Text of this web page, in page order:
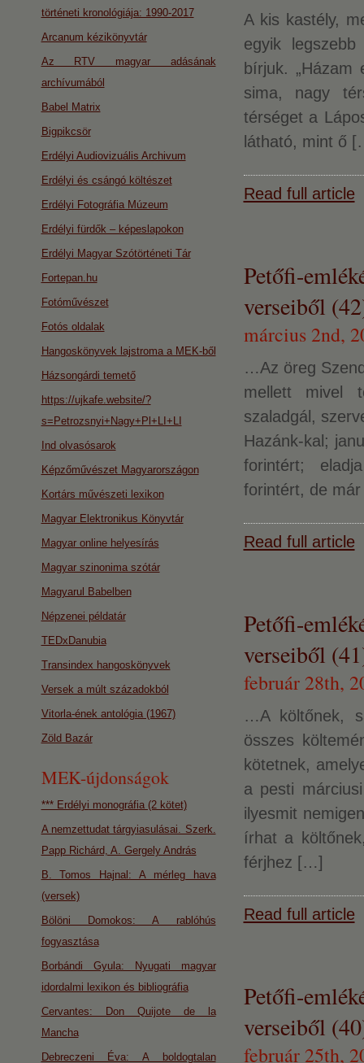
A kis kastély,
egyik
bírjuk.
sima, nagy
térséget a
látható, mint ő
Read full article
Petőfi-
verseiből
március 2nd,
…Az öreg
mellett mivel
szaladgál,
Hazánk-kal;
forintért;
forintért, de
Read full article
Petőfi-
verseiből
február 28th,
…A költőnek,
összes
kötetnek,
a pesti
ilyesmit
írhat a
férjhez […]
Read full article
Petőfi-
verseiből
február 25th,
történeti kronológiája: 1990-2017
Arcanum kézikönyvtár
Az RTV magyar adásának
archívumából
Babel Matrix
Bigpikcsör
Erdélyi Audiovizuális Archivum
Erdélyi és csángó költészet
Erdélyi Fotográfia Múzeum
Erdélyi fürdők – képeslapokon
Erdélyi Magyar Szótörténeti Tár
Fortepan.hu
Fotóművészet
Fotós oldalak
Hangoskönyvek lajstroma a MEK-ből
Házsongárdi temető
https://ujkafe.website/?
s=Petrozsnyi+Nagy+Pl+LI+LI
Ind olvasósarok
Képzőművészet Magyarországon
Kortárs művészeti lexikon
Magyar Elektronikus Könyvtár
Magyar online helyesírás
Magyar szinonima szótár
Magyarul Babelben
Népzenei példatár
TEDxDanubia
Transindex hangoskönyvek
Versek a múlt századokból
Vitorla-ének antológia (1967)
Zöld Bazár
MEK-újdonságok
*** Erdélyi monográfia (2 kötet)
A nemzettudat tárgyiasulásai. Szerk.
Papp Richárd, A. Gergely András
B. Tomos Hajnal: A mérleg hava
(versek)
Bölöni Domokos: A rablóhús
fogyasztása
Borbándi Gyula: Nyugati magyar
idordalmi lexikon és bibliográfia
Cervantes: Don Quijote de la
Mancha
Debreczeni Éva: A boldogtalan